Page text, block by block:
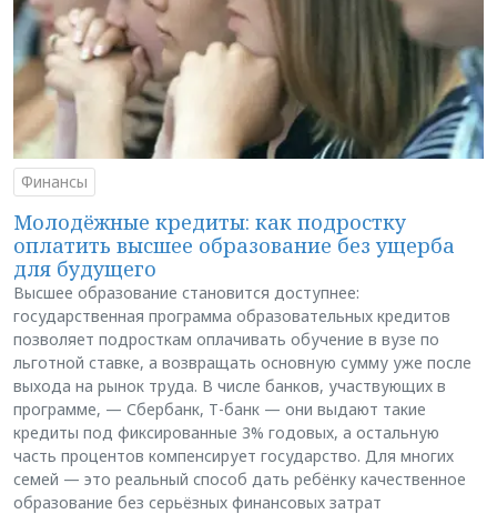
Финансы
Молодёжные кредиты: как подростку
оплатить высшее образование без ущерба
для будущего
Высшее образование становится доступнее:
государственная программа образовательных кредитов
позволяет подросткам оплачивать обучение в вузе по
льготной ставке, а возвращать основную сумму уже после
выхода на рынок труда. В числе банков, участвующих в
программе, — Сбербанк, Т-банк — они выдают такие
кредиты под фиксированные 3% годовых, а остальную
часть процентов компенсирует государство. Для многих
семей — это реальный способ дать ребёнку качественное
образование без серьёзных финансовых затрат